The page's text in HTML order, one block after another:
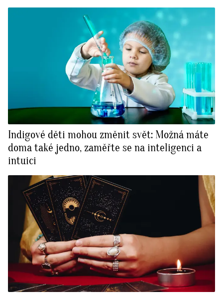
Indigové děti mohou změnit svět: Možná máte
doma také jedno, zaměřte se na inteligenci a
intuici